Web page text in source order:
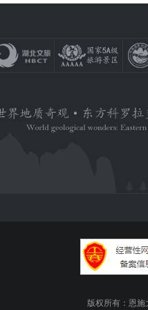
版权所有：恩施